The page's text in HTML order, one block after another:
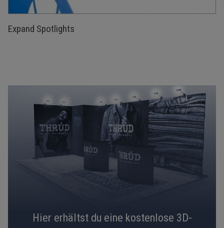
Expand Spotlights
Hier erhältst du eine kostenlose 3D-